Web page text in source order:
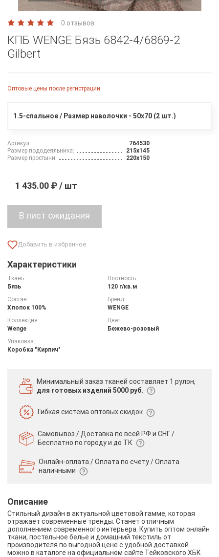
0 отзывов
КПБ WENGE Бязь 6842-4/6869-2
Gilbert
Оптовые цены после регистрации
1.5-спальное / Размер наволочки - 50х70 (2 шт.)
Артикул:
764530
Размер пододеяльника:
215х145
Размер простыни:
220х150
1 435.00 ₽ / шт
Характеристики
Ткань:
Бязь
Плотность:
120 г/кв.м
Состав:
Хлопок 100%
Бренд:
WENGE
Коллекция:
Wenge
Цвет:
Бежево-розовый
Упаковка:
Коробка "Кирпич"
Минимальный заказ тканей составляет 1 рулон,
для готовых изделий 5000 руб.
Гибкая системаоптовых скидок
Самовывоз / Доставка по всей РФ и СНГ /
Бесплатно по городу и до ТК
Онлайн-оплата / Оплата по счету /Оплата
наличными
Описание
Стильный дизайн в актуальной цветовой гамме, которая
отражает современные тренды. Станет отличным
дополнением современного интерьера. Купить оптом онлайн
ткани, постельное белье и домашний текстиль от
производителя по выгодной цене с удобной доставкой
можно в каталоге на официальном сайте Тейковского ХБК